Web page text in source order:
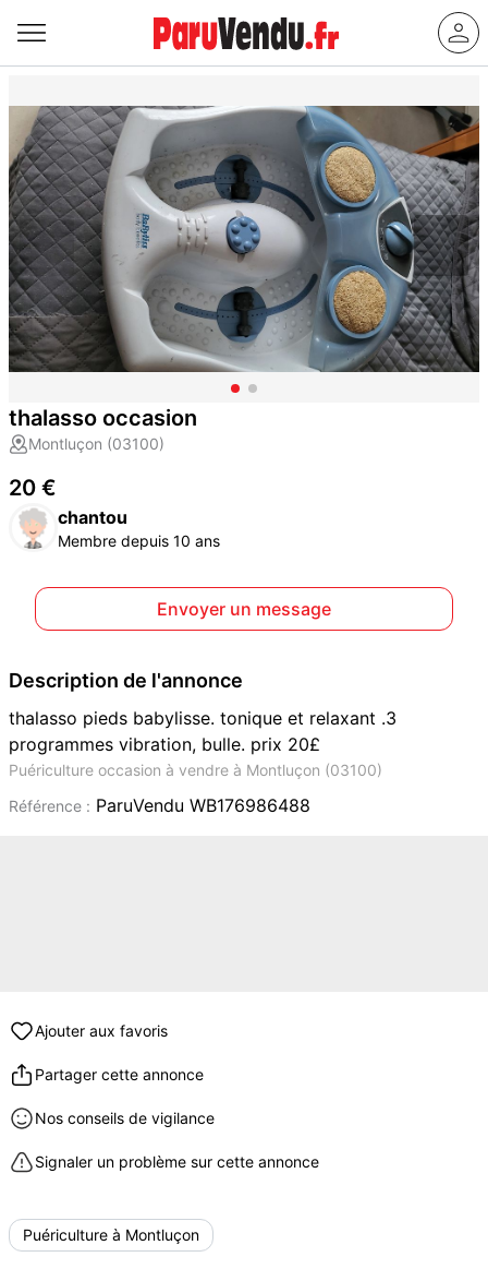
thalasso occasion
Montluçon (03100)
20 €
chantou
Membre depuis 10 ans
Envoyer un message
Description de l'annonce
thalasso pieds babylisse. tonique et relaxant .3
programmes vibration, bulle. prix 20£
Puériculture occasion à vendre à Montluçon (03100)
Référence : ParuVendu WB176986488
Ajouter aux favoris
Partager cette annonce
Nos conseils de vigilance
Signaler un problème sur cette annonce
Puériculture à Montluçon